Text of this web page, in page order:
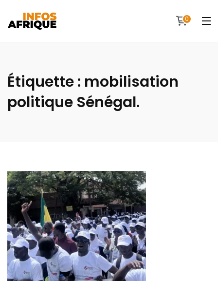
0
Étiquette : mobilisation
politique Sénégal.